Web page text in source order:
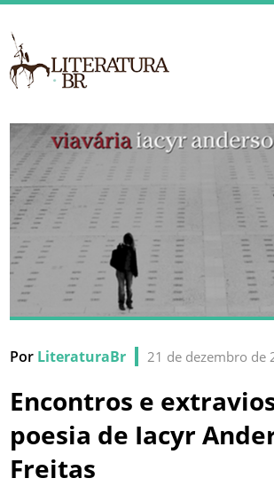
Por LiteraturaBr 21 de dezembro de
Encontros e
poesia de Iacyr
Freitas